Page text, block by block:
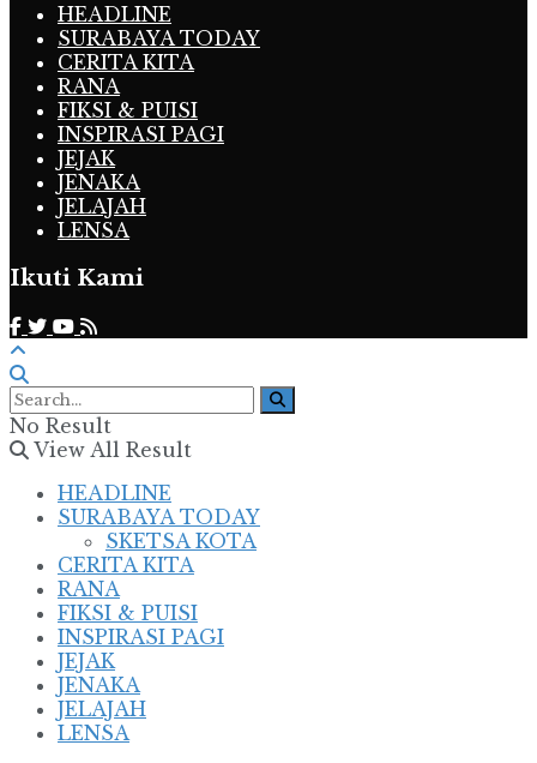
HEADLINE
SURABAYA TODAY
CERITA KITA
RANA
FIKSI & PUISI
INSPIRASI PAGI
JEJAK
JENAKA
JELAJAH
LENSA
Ikuti Kami
No Result
View All Result
HEADLINE
SURABAYA TODAY
SKETSA KOTA
CERITA KITA
RANA
FIKSI & PUISI
INSPIRASI PAGI
JEJAK
JENAKA
JELAJAH
LENSA